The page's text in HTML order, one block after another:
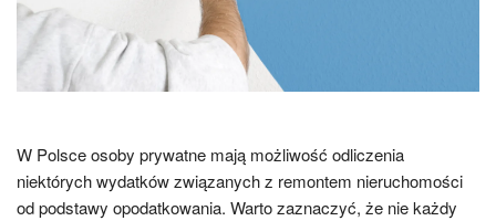
W Polsce osoby prywatne mają możliwość odliczenia
niektórych wydatków związanych z remontem nieruchomości
od podstawy opodatkowania. Warto zaznaczyć, że nie każdy